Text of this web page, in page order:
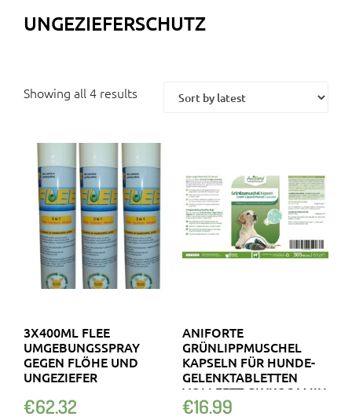
UNGEZIEFERSCHUTZ
Showing all 4 results
3X400ML FLEE
UMGEBUNGSSPRAY
GEGEN FLÖHE UND
UNGEZIEFER
€62.32
ANIFORTE
GRÜNLIPPMUSCHEL
KAPSELN FÜR HUNDE-
GELENKTABLETTEN
VOLLFETT GLYKOSAMIN
€16.99